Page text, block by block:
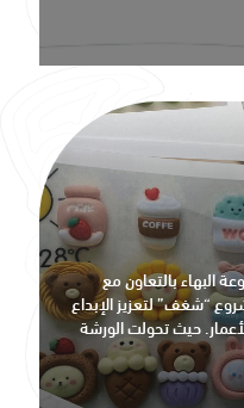
البهاء بالتعاون مع
“شغف” لتعزيز الإبداع
حيث تحولت الورشة
عن روح الإبداع